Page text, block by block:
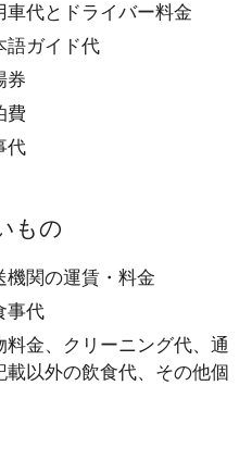
代とドライバー料金
語ガイド代
券
費
代
もの
機関の運賃・料金
事代
金、クリーニング代、通
以外の飲食代、その他個